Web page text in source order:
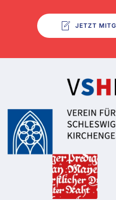
JETZT